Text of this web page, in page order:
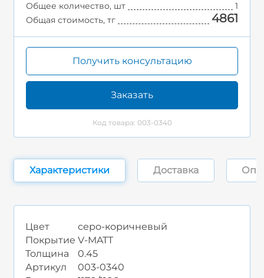
Общее количество, шт
1
Общая стоимость, тг
4861
Получить консультацию
Заказать
Код товара: 003-0340
Характеристики Доставка
Цвет
серо-коричневый
Покрытие V-MATT
Толщина
0.45
Артикул
003-0340